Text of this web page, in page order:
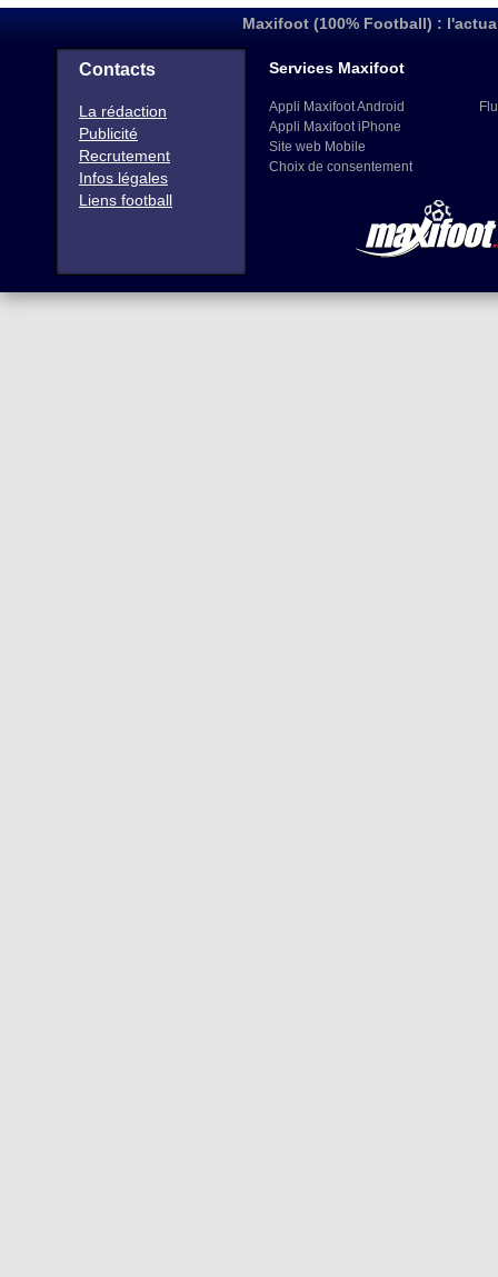
Maxifoot (100% Football) :
Contacts
La rédaction
Publicité
Recrutement
Infos légales
Liens football
Services Maxifoot
Appli Maxifoot Android
Appli Maxifoot iPhone
Site web Mobile
Choix de consentement